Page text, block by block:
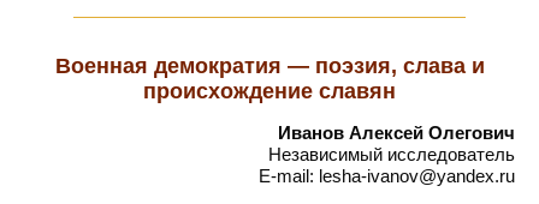
Военная демократия — поэзия, слава и
происхождение славян
Иванов Алексей Олегович
Независимый исследователь
E-mail: lesha-ivanov@yandex.ru